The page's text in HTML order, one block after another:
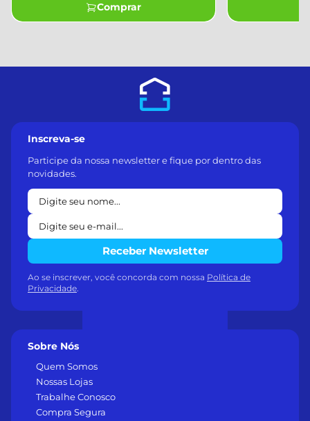
Comprar
Sobre Nós
Quem Somos
Nossas Lojas
Trabalhe Conosco
Compra Segura
Inscreva-se
Participe da nossa newsletter e fique por dentro das
novidades.
Receber Newsletter
Ao se inscrever, você concorda com nossa Política de
Privacidade